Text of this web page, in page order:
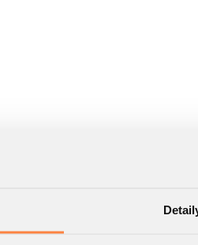
zariadenia v plánoch bytu
súčet plôch všetkých obytných a